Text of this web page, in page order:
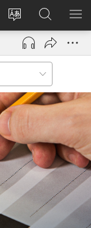
Změnit
jazyk
stránek
Přihlásit
se
(otevřeno
okno)
Hledat
na
JW.ORG